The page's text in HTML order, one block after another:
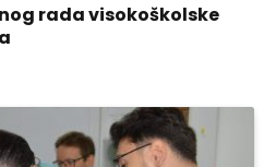
rada visokoškolske